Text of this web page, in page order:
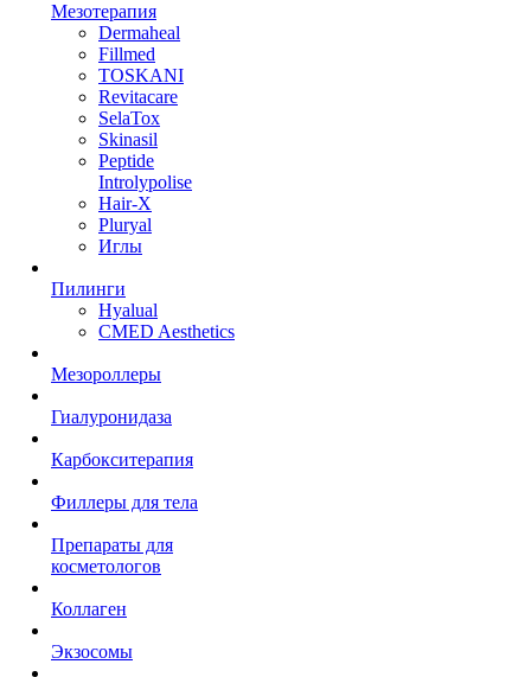
Мезотерапия
Dermaheal
Fillmed
TOSKANI
Revitacare
SelaTox
Skinasil
Peptide
Introlypolise
Hair-X
Pluryal
Иглы
Пилинги
Hyalual
CMED Aesthetics
Мезороллеры
Гиалуронидаза
Карбокситерапия
Филлеры для тела
Препараты для
косметологов
Коллаген
Экзосомы